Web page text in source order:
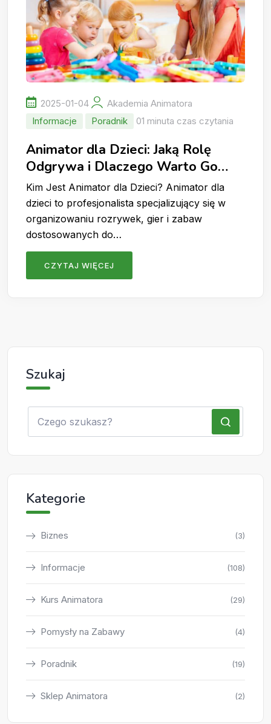
2025-01-04
Akademia Animatora
Informacje
Poradnik 01 minuta czas czytania
Animator dla Dzieci: Jaką Rolę
Odgrywa i Dlaczego Warto Go
Wynająć?
Kim Jest Animator dla Dzieci? Animator dla
dzieci to profesjonalista specjalizujący się w
organizowaniu rozrywek, gier i zabaw
dostosowanych do…
CZYTAJ WIĘCEJ
Szukaj
Kategorie
Biznes (3)
Informacje (108)
Kurs Animatora (29)
Pomysły na Zabawy (4)
Poradnik (19)
Sklep Animatora (2)